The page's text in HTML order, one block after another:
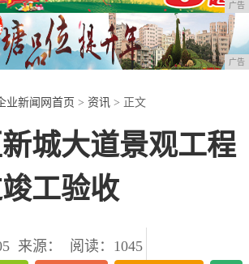
广告
广告
业新闻网首页 > 资讯 > 正文
城大道景观工程
工验收
来源： 阅读：1045